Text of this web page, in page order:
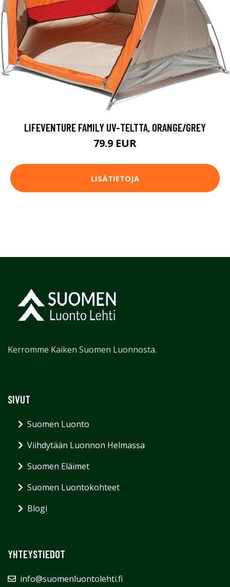
LIFEVENTURE FAMILY UV-TELTTA, ORANGE/GREY
79.9 EUR
LISÄTIETOJA
Kerromme Kaiken Suomen Luonnosta.
SIVUT
Suomen Luonto
Viihdytään Luonnon Helmassa
Suomen Eläimet
Suomen Luontokohteet
Blogi
YHTEYSTIEDOT
info@suomenluontolehti.fi